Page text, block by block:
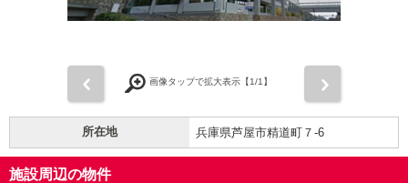
画像タップで拡大表示【1/1】
所在地 兵庫県芦屋市精道町７-6
施設周辺の物件